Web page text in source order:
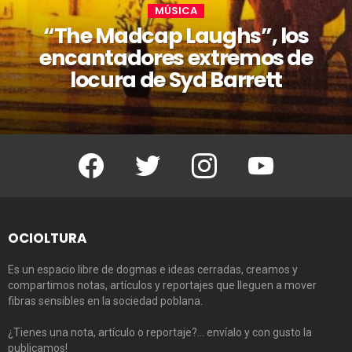
MÚSICA
“The Madcap Laughs”, los
encantadores extremos de
locura de Syd Barrett
Facebook Twitter Instagram Youtube
OCIOLTURA
Es un espacio libre de dogmas e ideas cerradas, creamos y
compartimos notas, artículos y reportajes que lleguen a mover
fibras sensibles en la sociedad poblana.
¿Tienes una nota, artículo o reportaje?… envíalo y con gusto la
publicamos!